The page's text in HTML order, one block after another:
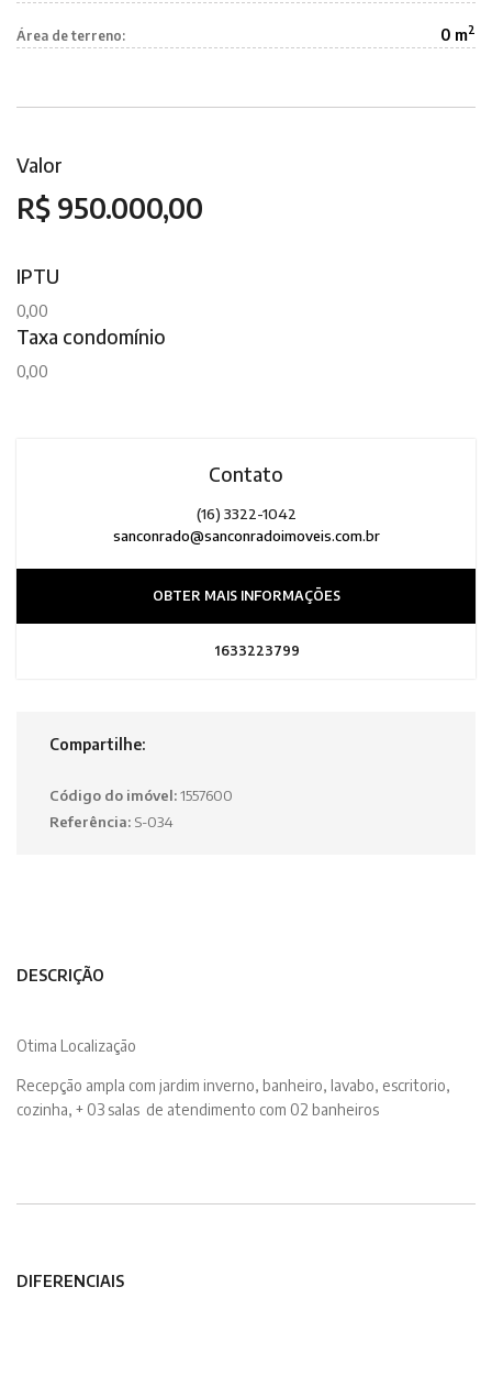
Área de terreno: 0 m2
Valor
R$ 950.000,00
IPTU
0,00
Taxa condomínio
0,00
Contato
(16) 3322-1042
sanconrado@sanconradoimoveis.com.br
OBTER MAIS INFORMAÇÕES
1633223799
Compartilhe:
Código do imóvel:1557600
Referência: S-034
DESCRIÇÃO
Otima Localização
Recepção ampla com jardim inverno, banheiro, lavabo, escritorio,
cozinha, + 03 salas de atendimento com 02 banheiros
DIFERENCIAIS